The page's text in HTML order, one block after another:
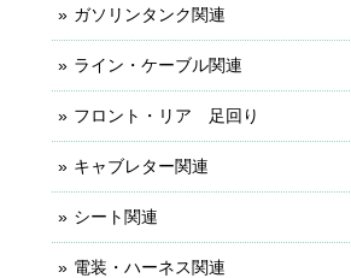
ガソリンタンク関連
ライン・ケーブル関連
フロント・リア 足回り
キャブレター関連
シート関連
電装・ハーネス関連